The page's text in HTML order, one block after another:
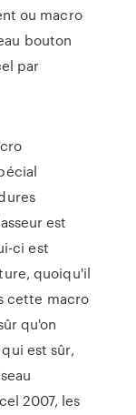
ou macro
bouton
par
est
ci est
quoiqu'il
cette macro
qu'on
est sûr,
2007, les